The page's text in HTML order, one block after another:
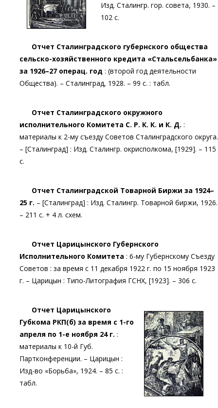
Изд. Сталингр. гор. совета, 1930. –
102 с.
Отчет Сталинградского губернского общества
сельско-хозяйственного кредита «Стальсельбанка»
за 1926–27 операц. год : (второй год деятельности
Общества). – Сталинград, 1928. – 99 с. : табл.
Отчет Сталинградского окружного
исполнительного Комитета С. Р. К. К. и К. Д. :
материалы к 2-му съезду Советов Сталинградского округа.
– [Сталинград] : Изд. Сталингр. окрисполкома, [1929]. – 115
с.
Отчет Сталинградской Товарной Биржи за 1924–
25 г. – [Сталинград] : Изд. Сталингр. Товарной биржи, 1926.
– 211 с. + 4 л. схем.
Отчет Царицынского Губернского
Исполнительного Комитета : 6-му Губернскому Съезду
Советов : за время с 11 декабря 1922 г. по 15 ноября 1923
г. – Царицын : Типо-Литография ГСНХ, [1923]. – 306 с.
Отчет Царицынского
Губкома РКП(б) за время с 1-го
апреля по 1-е ноября 24 г. :
материалы к 10-й Губ.
Партконференции. – Царицын :
Изд-во «Борьба», 1924. – 85 с. :
табл.